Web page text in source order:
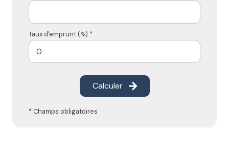
Taux d'emprunt (%) *
Calculer
* Champs obligatoires